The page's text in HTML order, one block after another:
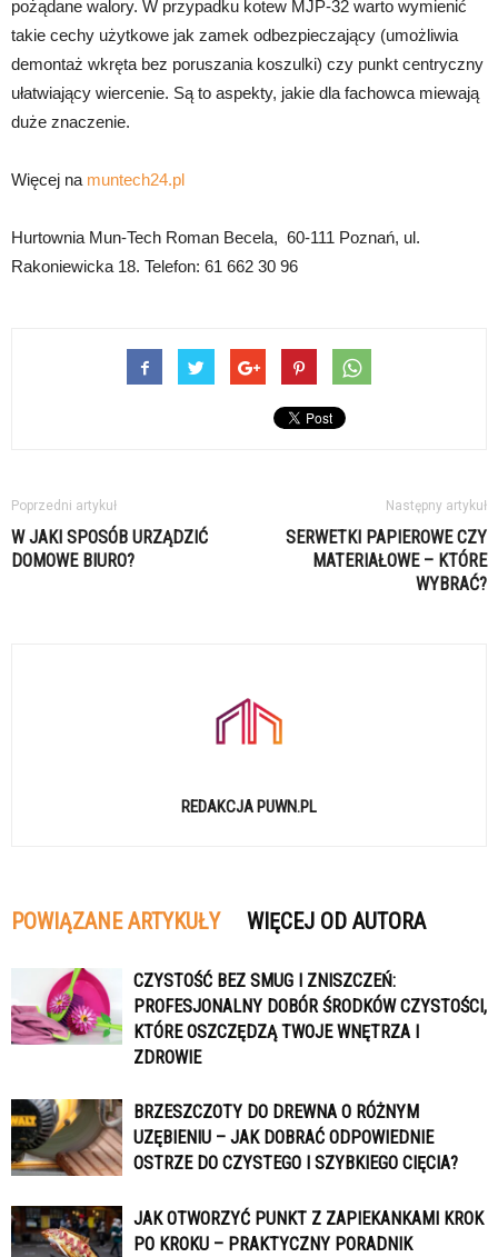
pożądane walory. W przypadku kotew MJP-32 warto wymienić
takie cechy użytkowe jak zamek odbezpieczający (umożliwia
demontaż wkręta bez poruszania koszulki) czy punkt centryczny
ułatwiający wiercenie. Są to aspekty, jakie dla fachowca miewają
duże znaczenie.
Więcej na muntech24.pl
Hurtownia Mun-Tech Roman Becela, 60-111 Poznań, ul.
Rakoniewicka 18. Telefon: 61 662 30 96
Poprzedni artykuł
W JAKI SPOSÓB URZĄDZIĆ
DOMOWE BIURO?
Następny artykuł
SERWETKI PAPIEROWE CZY
MATERIAŁOWE – KTÓRE
WYBRAĆ?
REDAKCJA PUWN.PL
POWIĄZANE ARTYKUŁY WIĘCEJ OD AUTORA
CZYSTOŚĆ BEZ SMUG I ZNISZCZEŃ:
PROFESJONALNY DOBÓR ŚRODKÓW CZYSTOŚCI,
KTÓRE OSZCZĘDZĄ TWOJE WNĘTRZA I
ZDROWIE
BRZESZCZOTY DO DREWNA O RÓŻNYM
UZĘBIENIU – JAK DOBRAĆ ODPOWIEDNIE
OSTRZE DO CZYSTEGO I SZYBKIEGO CIĘCIA?
JAK OTWORZYĆ PUNKT Z ZAPIEKANKAMI KROK
PO KROKU – PRAKTYCZNY PORADNIK